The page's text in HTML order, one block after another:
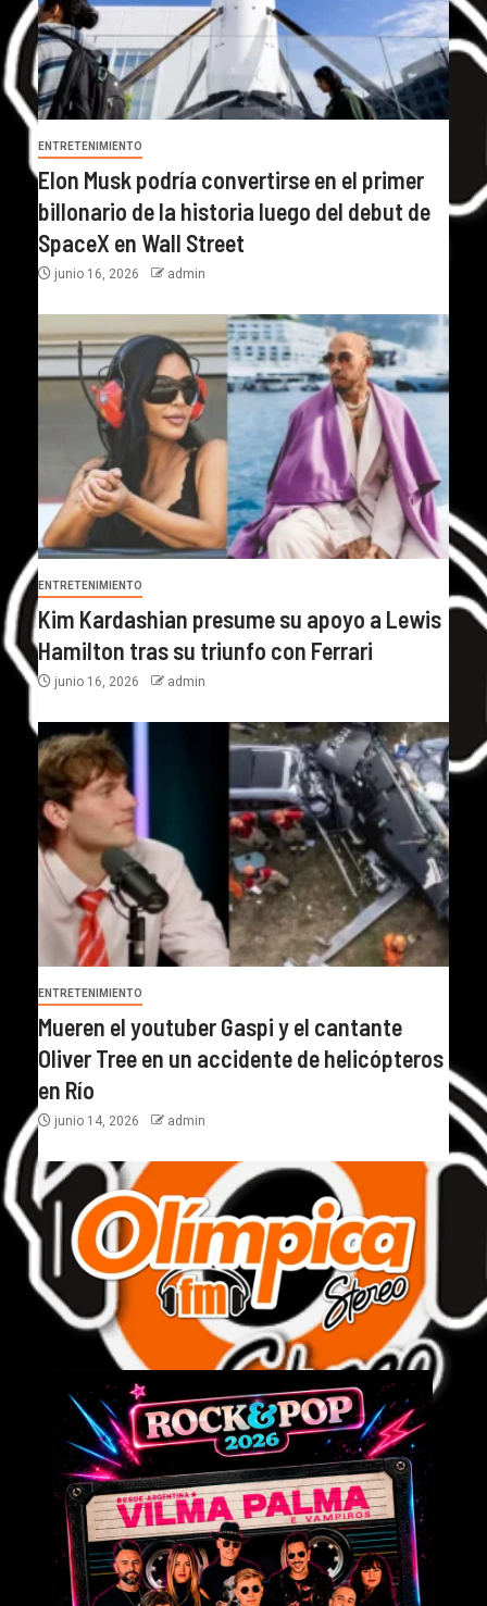
ENTRETENIMIENTO
Elon Musk podría convertirse en el primer
billonario de la historia luego del debut de
SpaceX en Wall Street
junio 16, 2026 admin
ENTRETENIMIENTO
Kim Kardashian presume su apoyo a Lewis
Hamilton tras su triunfo con Ferrari
junio 16, 2026 admin
ENTRETENIMIENTO
Mueren el youtuber Gaspi y el cantante
Oliver Tree en un accidente de helicópteros
en Río
junio 14, 2026 admin